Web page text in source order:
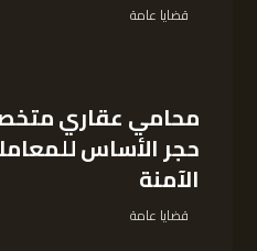
قضايا عامة
محامي عقاري
حجر الأساس
الآمنة
قضايا عامة